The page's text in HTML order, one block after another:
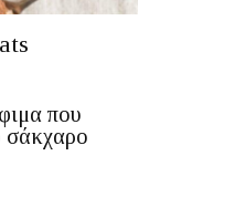
που
σάκχαρο